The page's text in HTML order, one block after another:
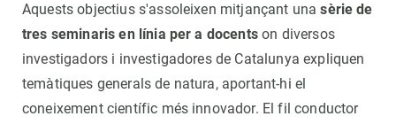
Aquests objectius s'assoleixen mitjançant unasèrie de
tres seminaris en línia per a docentson diversos
investigadors i investigadores de Catalunya expliquen
temàtiques generals de natura, aportant-hi el
coneixement científic més innovador. El fil conductor